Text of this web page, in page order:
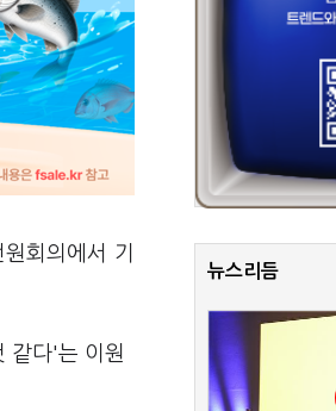
회의에서 기
같다'는 이원
뉴스리듬